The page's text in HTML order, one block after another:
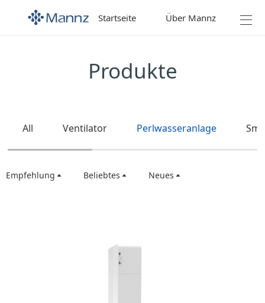
Startseite Über Mannz
Produkte
All Ventilator Perlwasseranlage
Empfehlung Beliebtes Neues